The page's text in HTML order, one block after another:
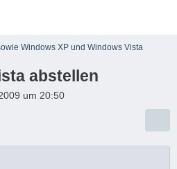
Windows XP und Windows Vista
abstellen
um 20:50